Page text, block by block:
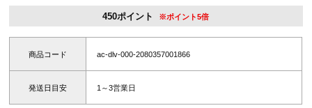
450ポイント ※ポイント5倍
商品コード ac-dlv-000-2080357001866
発送日目安 1～3営業日